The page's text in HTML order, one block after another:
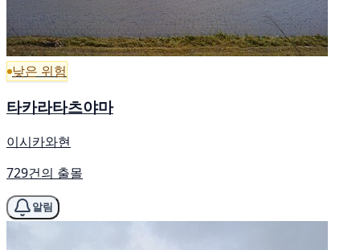
낮은 위험
타카라타츠야마
이시카와현
729건의 출몰
알림